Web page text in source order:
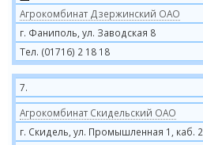
Агрокомбинат Дзержинский ОАО
г. Фаниполь, ул. Заводская 8
Тел. (01716) 2 18 18
7.
Агрокомбинат Скидельский ОАО
г. Скидель, ул. Промышленная 1, каб. 2